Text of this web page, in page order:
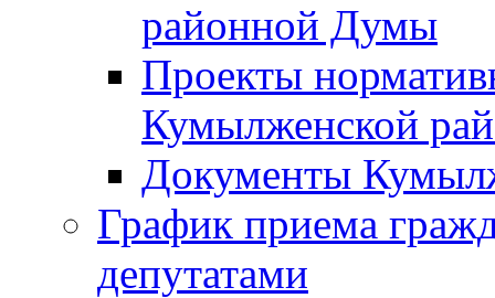
районной Думы
Проекты
Кумылженской
Документы
График приема
депутатами